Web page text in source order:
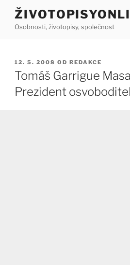
Přejít
obsahuOsobnosti, životopisy, společnost
PUBLIKOVÁNO
12. 5. 2008 OD REDAKCE
Tomáš Garrigue
Prezident osvoboditel